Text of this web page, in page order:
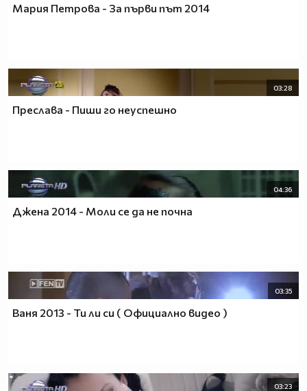
Мария Петрова - За първи път 2014
03:28
Преслава - Пиши го неуспешно
04:36
Джена 2014 - Моли се да не почна
03:35
Ваня 2013 - Ти ли си ( Официално видео )
03:23